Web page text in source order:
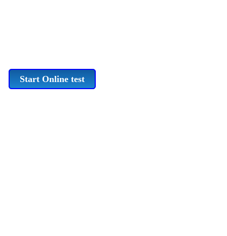
Start Online test